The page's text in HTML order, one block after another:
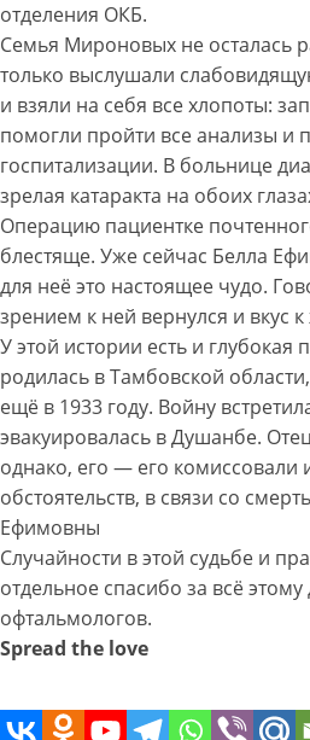
отделения ОКБ.
Семья Мироновых не осталась
только выслушали
и взяли на себя все хлопоты:
помогли пройти все анализы и
госпитализации. В больнице
зрелая катаракта на обоих
Операцию пациентке
блестяще. Уже сейчас Белла
для неё это настоящее чудо.
зрением к ней вернулся и вкус
У этой истории есть и глубокая
родилась в Тамбовской
ещё в 1933 году. Войну
эвакуировалась в Душанбе.
однако, его — его комиссовали
обстоятельств, в связи со
Ефимовны
Случайности в этой судьбе и
отдельное спасибо за всё
офтальмологов.
Spread the love